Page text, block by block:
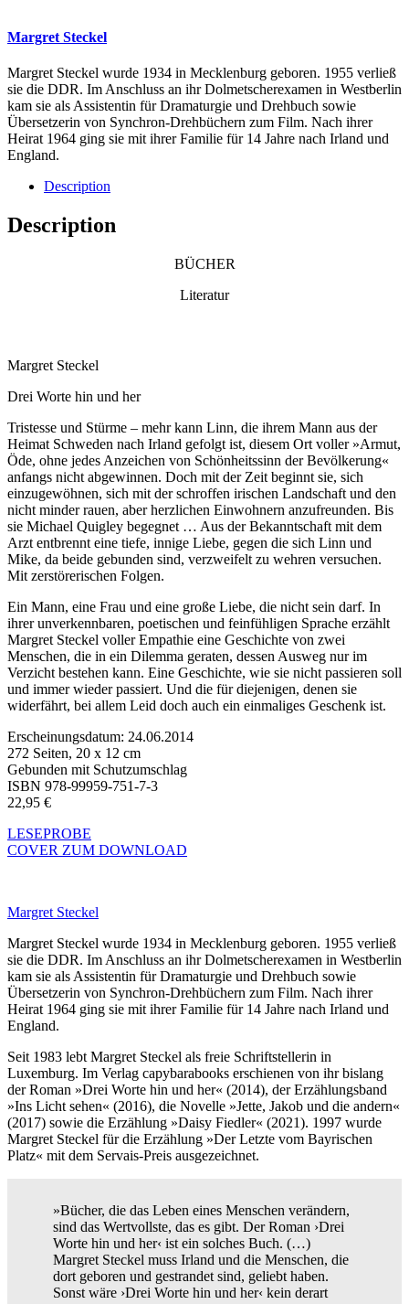
Margret Steckel
Margret Steckel wurde 1934 in Mecklenburg geboren. 1955 verließ
sie die DDR. Im Anschluss an ihr Dolmetscherexamen in Westberlin
kam sie als Assistentin für Dramaturgie und Drehbuch sowie
Übersetzerin von Synchron-Drehbüchern zum Film. Nach ihrer
Heirat 1964 ging sie mit ihrer Familie für 14 Jahre nach Irland und
England.
Description
Description
BÜCHER
Literatur
Margret Steckel
Drei Worte hin und her
Tristesse und Stürme – mehr kann Linn, die ihrem Mann aus der
Heimat Schweden nach Irland gefolgt ist, diesem Ort voller »Armut,
Öde, ohne jedes Anzeichen von Schönheitssinn der Bevölkerung«
anfangs nicht abgewinnen. Doch mit der Zeit beginnt sie, sich
einzugewöhnen, sich mit der schroffen irischen Landschaft und den
nicht minder rauen, aber herzlichen Einwohnern anzufreunden. Bis
sie Michael Quigley begegnet … Aus der Bekanntschaft mit dem
Arzt entbrennt eine tiefe, innige Liebe, gegen die sich Linn und
Mike, da beide gebunden sind, verzweifelt zu wehren versuchen.
Mit zerstörerischen Folgen.
Ein Mann, eine Frau und eine große Liebe, die nicht sein darf. In
ihrer unverkennbaren, poetischen und feinfühligen Sprache erzählt
Margret Steckel voller Empathie eine Geschichte von zwei
Menschen, die in ein Dilemma geraten, dessen Ausweg nur im
Verzicht bestehen kann. Eine Geschichte, wie sie nicht passieren soll
und immer wieder passiert. Und die für diejenigen, denen sie
widerfährt, bei allem Leid doch auch ein einmaliges Geschenk ist.
Erscheinungsdatum: 24.06.2014
272 Seiten, 20 x 12 cm
Gebunden mit Schutzumschlag
ISBN 978-99959-751-7-3
22,95 €
LESEPROBE
COVER ZUM DOWNLOAD
Margret Steckel
Margret Steckel wurde 1934 in Mecklenburg geboren. 1955 verließ
sie die DDR. Im Anschluss an ihr Dolmetscherexamen in Westberlin
kam sie als Assistentin für Dramaturgie und Drehbuch sowie
Übersetzerin von Synchron-Drehbüchern zum Film. Nach ihrer
Heirat 1964 ging sie mit ihrer Familie für 14 Jahre nach Irland und
England.
Seit 1983 lebt Margret Steckel als freie Schriftstellerin in
Luxemburg. Im Verlag capybarabooks erschienen von ihr bislang
der Roman »Drei Worte hin und her« (2014), der Erzählungsband
»Ins Licht sehen« (2016), die Novelle »Jette, Jakob und die andern«
(2017) sowie die Erzählung »Daisy Fiedler« (2021). 1997 wurde
Margret Steckel für die Erzählung »Der Letzte vom Bayrischen
Platz« mit dem Servais-Preis ausgezeichnet.
»Bücher, die das Leben eines Menschen verändern,
sind das Wertvollste, das es gibt. Der Roman ›Drei
Worte hin und her‹ ist ein solches Buch. (…)
Margret Steckel muss Irland und die Menschen, die
dort geboren und gestrandet sind, geliebt haben.
Sonst wäre ›Drei Worte hin und her‹ kein derart